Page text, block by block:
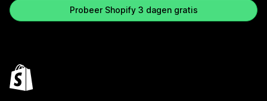
Probeer Shopify 3 dagen gratis